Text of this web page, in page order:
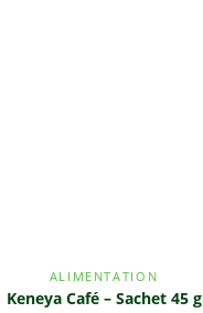
ALIMENTATION
Keneya Café – Sachet 45 g